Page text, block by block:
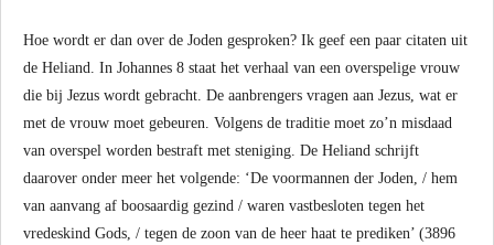
Hoe wordt er dan over de Joden gesproken? Ik geef een paar citaten uit
de Heliand. In Johannes 8 staat het verhaal van een overspelige vrouw
die bij Jezus wordt gebracht. De aanbrengers vragen aan Jezus, wat er
met de vrouw moet gebeuren. Volgens de traditie moet zo’n misdaad
van overspel worden bestraft met steniging. De Heliand schrijft
daarover onder meer het volgende: ‘De voormannen der Joden, / hem
van aanvang af boosaardig gezind / waren vastbesloten tegen het
vredeskind Gods, / tegen de zoon van de heer haat te prediken’ (3896